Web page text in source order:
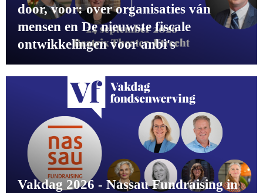
door, voor: over organisaties ván
mensen en De nieuwste fiscale
ontwikkelingen voor anbi's
Vakdag 2026 - Nassau Fundraising in